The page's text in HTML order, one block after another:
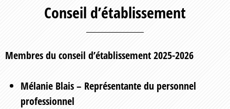
Conseil d’établissement
Membres du conseil d’établissement 2025-2026
Mélanie Blais – Représentante du personnel
professionnel